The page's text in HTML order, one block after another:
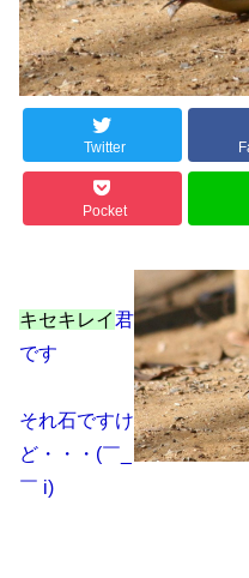
Twitter
Pocket
キセキレイ君
です
それ石ですけ
ど・・・(￣_
￣ i)